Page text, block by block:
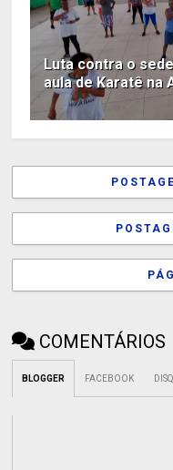
Luta contra o
aula de Karatê na
COMENTÁRIOS
BLOGGER FACEBOOK